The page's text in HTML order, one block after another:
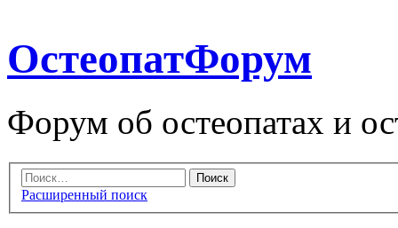
ОстеопатФорум
Форум об остеопатах и
Расширенный поиск